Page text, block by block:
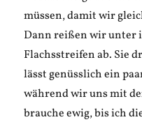
müssen, damit wir
Dann reißen wir unter
Flachsstreifen ab. Sie
lässt genüsslich ein
während wir uns mit
brauche ewig, bis ich